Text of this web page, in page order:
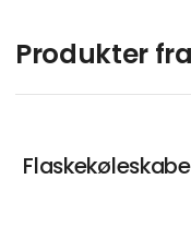
Produkter
Flaskekøleskabe